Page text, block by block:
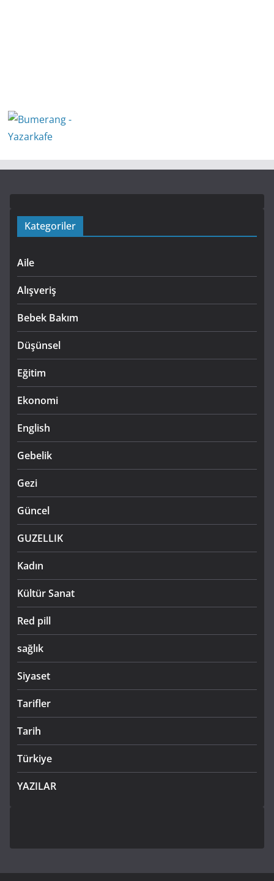
Kategoriler
Aile
Alışveriş
Bebek Bakım
Düşünsel
Eğitim
Ekonomi
English
Gebelik
Gezi
Güncel
GUZELLIK
Kadın
Kültür Sanat
Red pill
sağlık
Siyaset
Tarifler
Tarih
Türkiye
YAZILAR